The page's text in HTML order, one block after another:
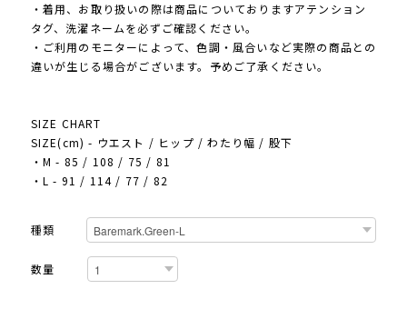
・着用、お取り扱いの際は商品についておりますアテンション
タグ、洗濯ネームを必ずご確認ください。
・ご利用のモニターによって、色調・風合いなど実際の商品との
違いが生じる場合がございます。予めご了承ください。
SIZE CHART
SIZE(cm) - ウエスト / ヒップ / わたり幅 / 股下
・M - 85 / 108 / 75 / 81
・L - 91 / 114 / 77 / 82
種類
数量